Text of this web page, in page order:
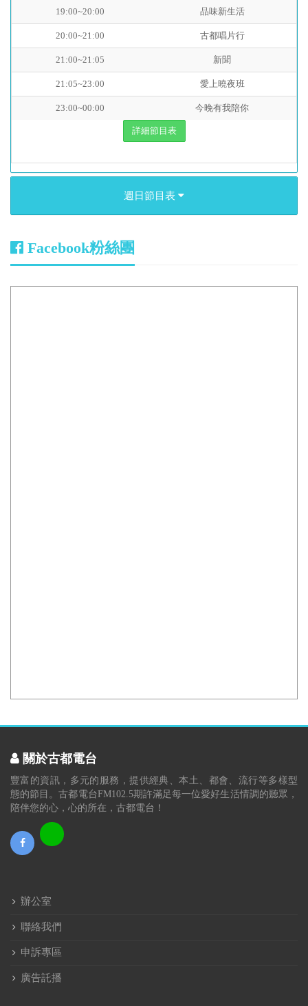
19:00~20:00 品味新生活
20:00~21:00 古都唱片行
21:00~21:05 新聞
21:05~23:00 愛上曉夜班
23:00~00:00 今晚有我陪你
詳細節目表
週日節目表
Facebook粉絲團
關於古都電台
豐富的資訊，多元的服務，提供經典、本土、都會、流行等多樣型
態的節目。古都電台FM102.5期許滿足每一位愛好生活情調的聽眾，
陪伴您的心，心的所在，古都電台！
辦公室
聯絡我們
申訴專區
廣告託播